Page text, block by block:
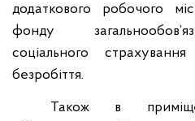
додаткового робочого
фонду
соціального
безробіття.
Також в